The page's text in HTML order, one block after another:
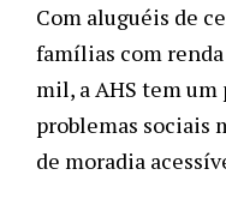
Com aluguéis de
famílias com renda
mil, a AHS tem
problemas sociais
de moradia